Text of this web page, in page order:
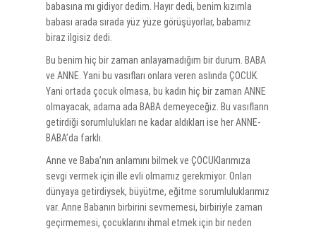
babasına mı gidiyor dedim. Hayır dedi, benim kızımla
babası arada sırada yüz yüze görüşüyorlar, babamız
biraz ilgisiz dedi.
Bu benim hiç bir zaman anlayamadığım bir durum. BABA
ve ANNE. Yani bu vasıfları onlara veren aslında ÇOCUK.
Yani ortada çocuk olmasa, bu kadın hiç bir zaman ANNE
olmayacak, adama ada BABA demeyeceğiz. Bu vasıfların
getirdiği sorumlulukları ne kadar aldıkları ise her ANNE-
BABA’da farklı.
Anne ve Baba’nın anlamını bilmek ve ÇOCUKlarımıza
sevgi vermek için ille evli olmamız gerekmiyor. Onları
dünyaya getirdiysek, büyütme, eğitme sorumluluklarımız
var. Anne Babanın birbirini sevmemesi, birbiriyle zaman
geçirmemesi, çocuklarını ihmal etmek için bir neden